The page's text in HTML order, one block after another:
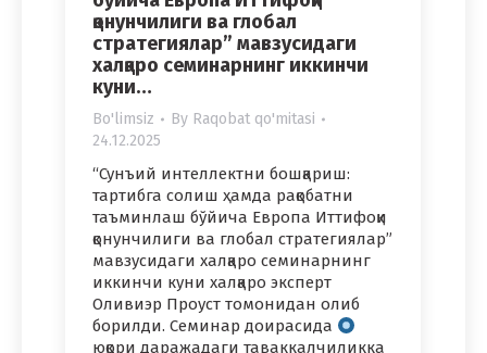
қонунчилиги ва глобал
стратегиялар” мавзусидаги
халқаро семинарнинг иккинчи
куни…
Bo'limsiz By Raqobat qo'mitasi
24.12.2025
“Сунъий интеллектни бошқариш:
тартибга солиш ҳамда рақобатни
таъминлаш бўйича Европа Иттифоқи
қонунчилиги ва глобал стратегиялар”
мавзусидаги халқаро семинарнинг
иккинчи куни халқаро эксперт
Оливиэр Проуст томонидан олиб
борилди. Семинар доирасида
юқори даражадаги таваккалчиликка